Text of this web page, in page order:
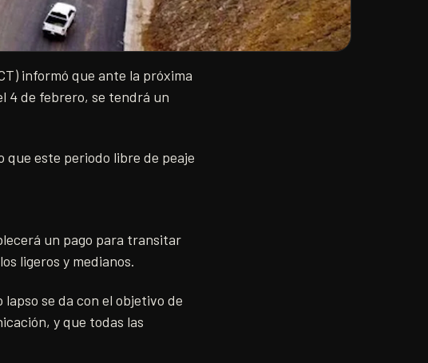
informó que ante la próxima
4 de febrero, se tendrá un
que este periodo libre de peaje
un pago para transitar
ligeros y medianos.
se da con el objetivo de
y que todas las